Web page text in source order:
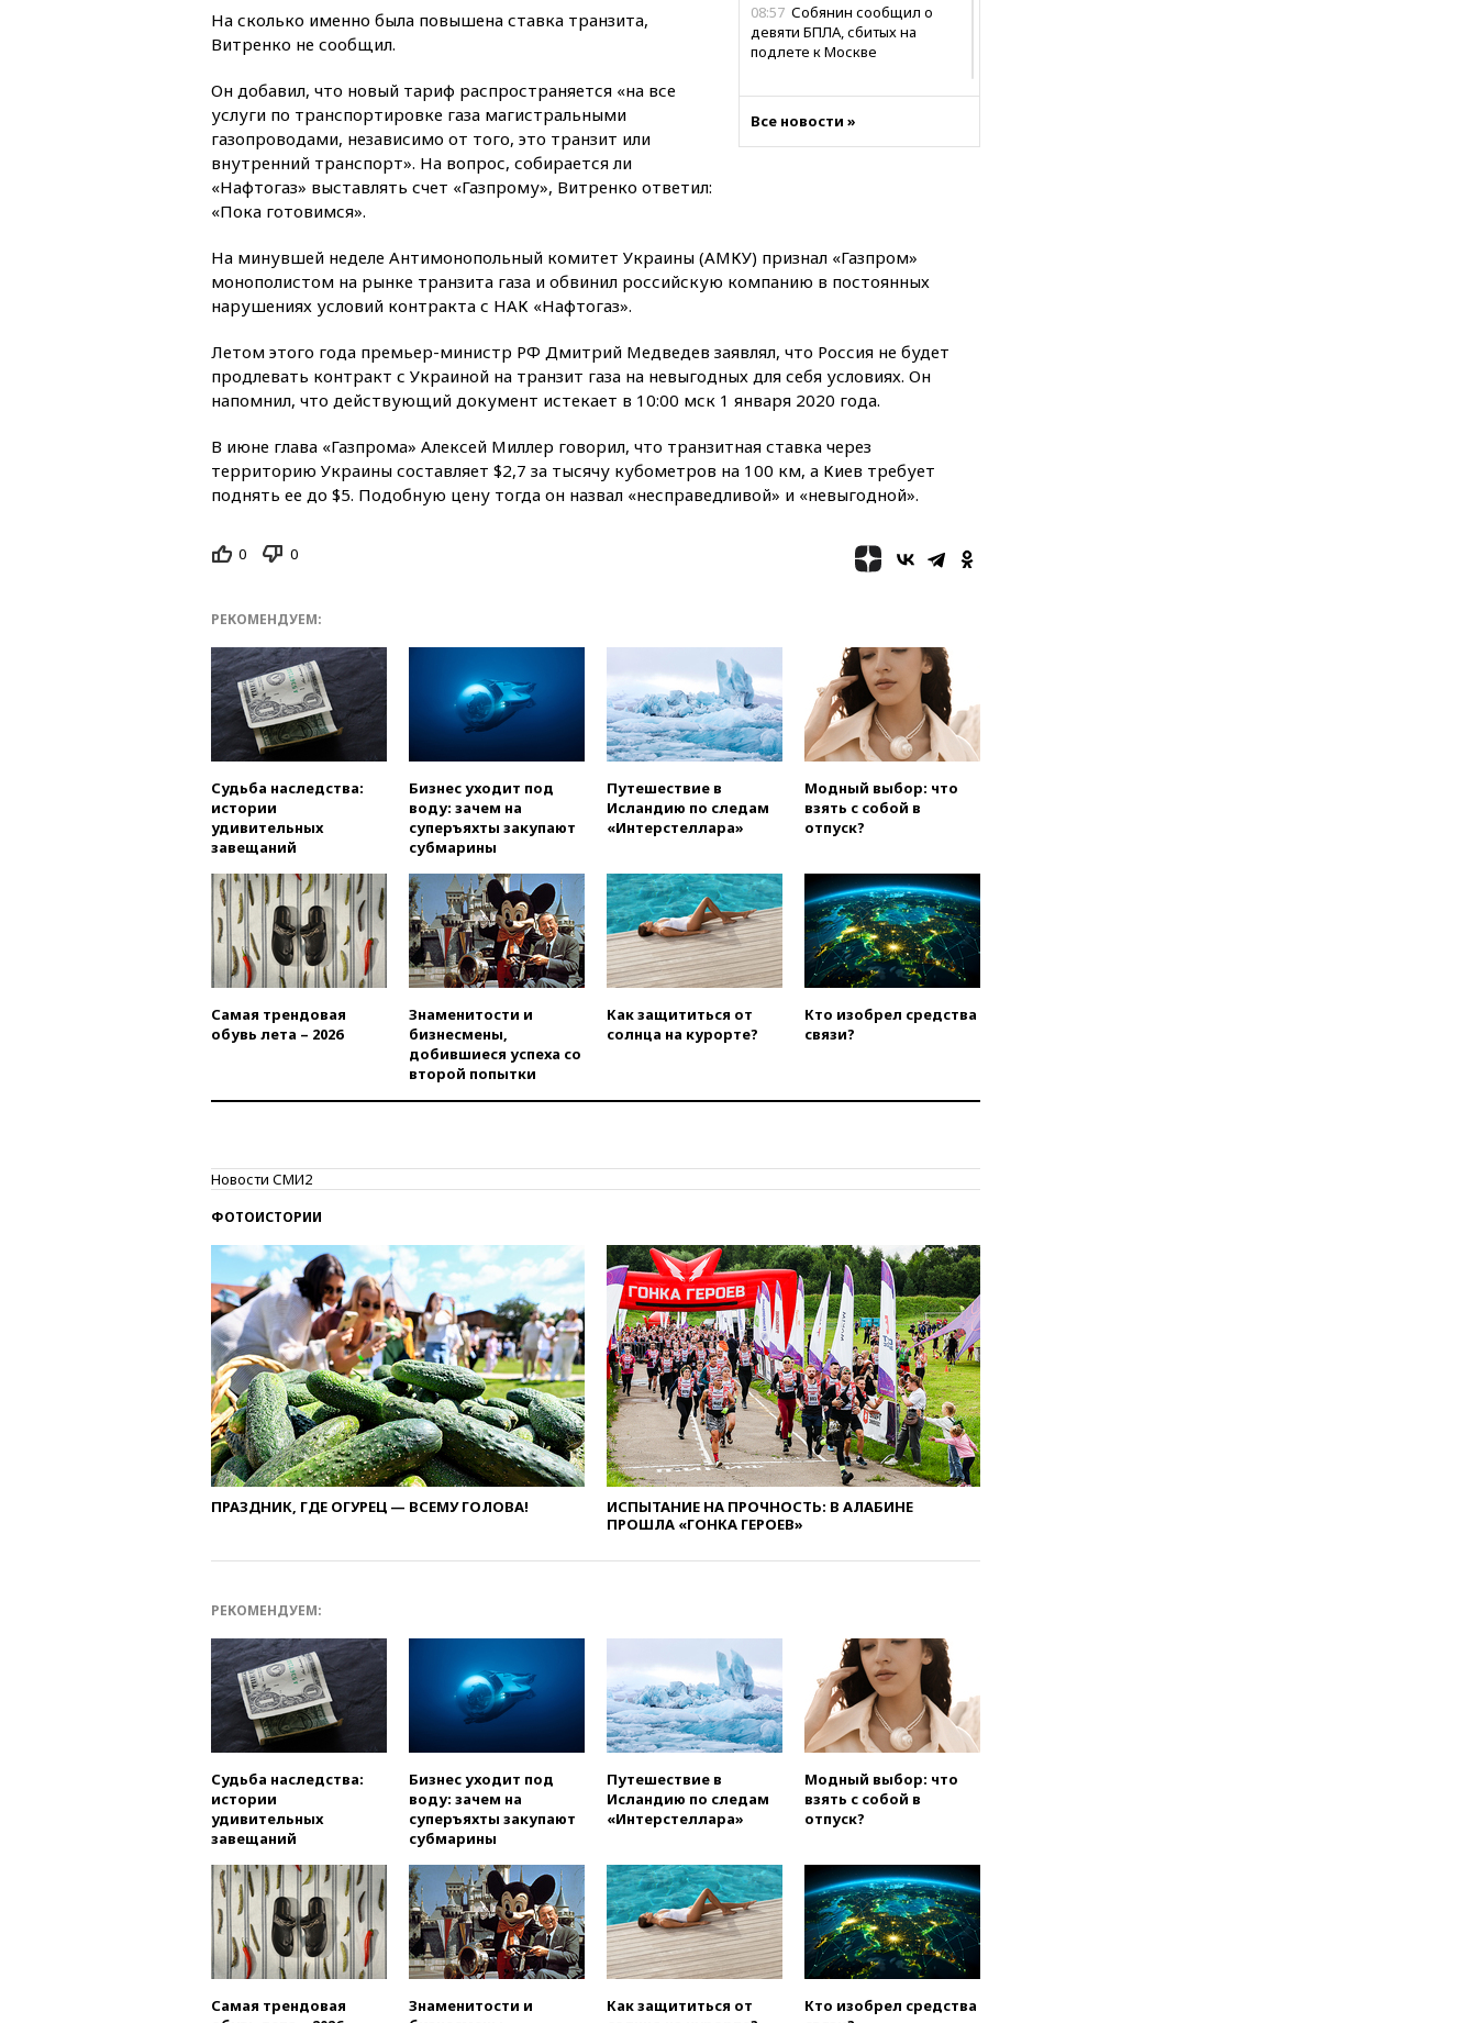
08:57 Собянин сообщил о
девяти БПЛА, сбитых на
подлете к Москве
регионами
крупнейшим поставщиком
авиатоплива в Европу
усилий против наркотрафика
05:30 ВМС Испании усилили
присутствие в Сеуте на фоне
03:30 В Минстрое сравнили
качество жилья в Нью-Йорке и
России
отпустить его с круглого стола
в Госдепе, чтобы «вести
Сеуту на параплане
00:30
FT: ЕС не готов принять в
блок Украину из-за уровня
коррупции
вчера, 23:35Лукашенко
объяснил экономическую
выгоду безвизового режима с
ресторана «Армения» в
Москве вернут утраченную
скульптуру балерины
вчера, 22:45Литовец
протаранил погранпункт при
попытке попасть в Россию
вчера, 22:28 Бессент
вчера, 22:00Путин поручил
области
вчера, 21:56The Atlantic: Маск
отказал Украине в
использовании Starlink для
атак вглубь РФ
вчера, 21:35После пожара на
складе в Брянске возбудили
уголовное дело
вчера, 21:26Лидеры сборной
РФ по гимнастике получили
Хорватии
Украины с Польшей скопилось
свыше 6,5 тысячи грузовиков
вчера, 20:53Швыдкой:
«Интервидение» точно
пройдет в 2026 году
ПВО за день
сбила еще 75 украинских
беспилотников над Россией
погиб при атаке FPV-дрона в
Белгородской области
вчера, 20:30Лидию Невзорову
заочно арестовали по делу о
финансировании
экстремизма
вчера, 20:20 Суд США
Все новости »
На сколько именно была повышена ставка транзита,
Витренко не сообщил.
Он добавил, что новый тариф распространяется «на все
услуги по транспортировке газа магистральными
газопроводами, независимо от того, это транзит или
внутренний транспорт». На вопрос, собирается ли
«Нафтогаз» выставлять счет «Газпрому», Витренко ответил:
«Пока готовимся».
На минувшей неделе Антимонопольный комитет Украины (АМКУ) признал «Газпром»
монополистом на рынке транзита газа и обвинил российскую компанию в постоянных
нарушениях условий контракта с НАК «Нафтогаз».
Летом этого года премьер-министр РФ Дмитрий Медведев заявлял, что Россия не будет
продлевать контракт с Украиной на транзит газа на невыгодных для себя условиях. Он
напомнил, что действующий документ истекает в 10:00 мск 1 января 2020 года.
В июне глава «Газпрома» Алексей Миллер говорил, что транзитная ставка через
территорию Украины составляет $2,7 за тысячу кубометров на 100 км, а Киев требует
поднять ее до $5. Подобную цену тогда он назвал «несправедливой» и «невыгодной».
0 0
РЕКОМЕНДУЕМ:
Судьба наследства:
истории
удивительных
завещаний
Бизнес уходит под
воду: зачем на
суперъяхты закупают
субмарины
Путешествие в
Исландию по следам
«Интерстеллара»
Модный выбор: что
взять с собой в
отпуск?
Самая трендовая
обувь лета – 2026
Знаменитости и
бизнесмены,
добившиеся успеха со
второй попытки
Как защититься от
солнца на курорте?
Кто изобрел средства
связи?
Новости СМИ2
ФОТОИСТОРИИ
ПРАЗДНИК, ГДЕ ОГУРЕЦ — ВСЕМУ ГОЛОВА!
ИСПЫТАНИЕ НА ПРОЧНОСТЬ: В АЛАБИНЕ
ПРОШЛА «ГОНКА ГЕРОЕВ»
РЕКОМЕНДУЕМ:
Судьба наследства:
истории
удивительных
завещаний
Бизнес уходит под
воду: зачем на
суперъяхты закупают
субмарины
Путешествие в
Исландию по следам
«Интерстеллара»
Модный выбор: что
взять с собой в
отпуск?
Самая трендовая
Знаменитости и
Как защититься от
Кто изобрел средства